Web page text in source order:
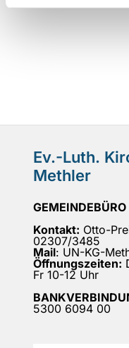
Ev.-Luth.
Methler
GEMEINDEBÜRO
Kontakt: Otto-
02307/3485
Mail: UN-KG-
Öffnungszeiten:
Fr 10-12 Uhr
5300 6094 00